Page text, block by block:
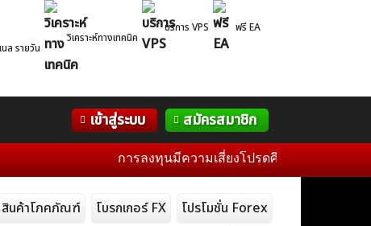
ล รายวัน
วิเคราะห์ทางเทคนิค
บริการ VPS ฟรี EA
เข้าสู่ระบบ สมัครสมาชิก
WelTrade กิจกรรม
ฟอรั่ม
การลงทุนมีความเสี่ยงโปรดศึกษาข้อมูลก่อนการ
สินค้าโภคภัณฑ์ โบรกเกอร์ FX
โปรโมชั่น Forex